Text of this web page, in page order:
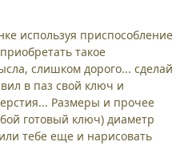
используя приспособление
такое
слишком дорого... сделай
в паз свой ключ и
Размеры и прочее
готовый ключ) диаметр
тебе еще и нарисовать